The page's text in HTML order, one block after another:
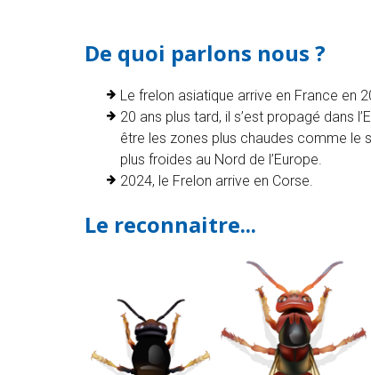
De quoi parlons nous ?
Le frelon asiatique arrive en France en
20 ans plus tard, il s’est propagé dans
être les zones plus chaudes comme le
plus froides au Nord de l’Europe.
2024, le Frelon arrive en Corse.
Le reconnaitre...